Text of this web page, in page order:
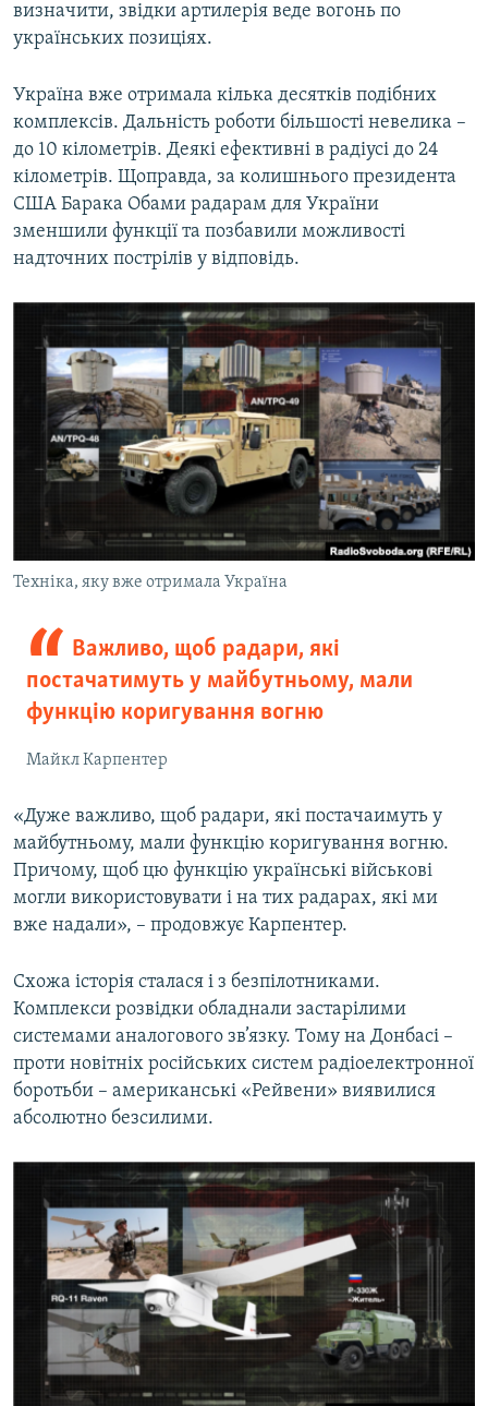
визначити, звідки артилерія веде вогонь по
українських позиціях.
Україна вже отримала кілька десятків подібних
комплексів. Дальність роботи більшості невелика –
до 10 кілометрів. Деякі ефективні в радіусі до 24
кілометрів. Щоправда, за колишнього президента
США Барака Обами радарам для України
зменшили функції та позбавили можливості
надточних пострілів у відповідь.
Техніка, яку вже отримала Україна
Важливо, щоб радари, які
постачатимуть у майбутньому, мали
функцію коригування вогню
Майкл Карпентер
«Дуже важливо, щоб радари, які постачаимуть у
майбутньому, мали функцію коригування вогню.
Причому, щоб цю функцію українські військові
могли використовувати і на тих радарах, які ми
вже надали», – продовжує Карпентер.
Схожа історія сталася і з безпілотниками.
Комплекси розвідки обладнали застарілими
системами аналогового зв’язку. Тому на Донбасі –
проти новітніх російських систем радіоелектронної
боротьби – американські «Рейвени» виявилися
абсолютно безсилими.